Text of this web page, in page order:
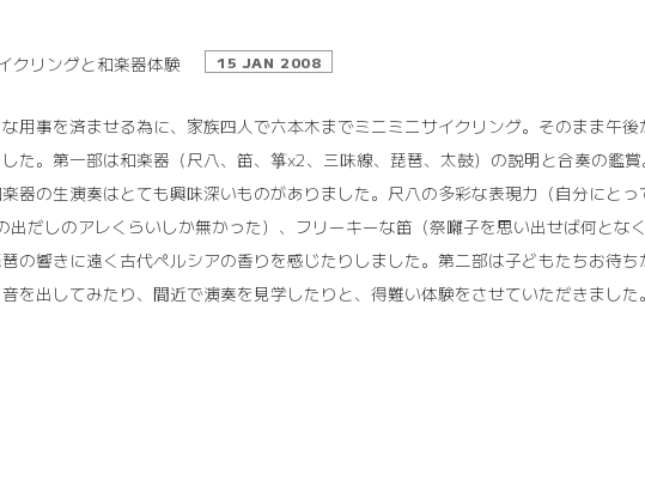
クリングと和楽器体験 15 JAN 2008
用事を済ませる為に、家族四人で六本木までミニミニサイクリング。そのまま午
た。第一部は和楽器（尺八、笛、箏x2、三味線、琵琶、太鼓）の説明と合奏の鑑
器の生演奏はとても興味深いものがありました。尺八の多彩な表現力（自分にと
出だしのアレくらいしか無かった）、フリーキーな笛（祭囃子を思い出せば何とな
の響きに遠く古代ペルシアの香りを感じたりしました。第二部は子どもたちお待
を出してみたり、間近で演奏を見学したりと、得難い体験をさせていただきました。